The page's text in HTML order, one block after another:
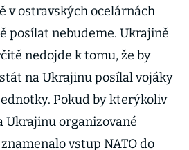
v ostravských ocelárnách
posílat nebudeme. Ukrajině
nedojde k tomu, že by
na Ukrajinu posílal vojáky
Pokud by kterýkoliv
Ukrajinu organizované
vstup NATO do